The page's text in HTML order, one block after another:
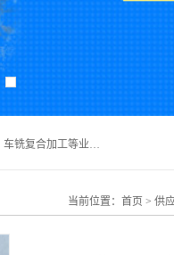
深圳市宝安区石岩瑞鑫五金制品厂主要经营丝杆加工、恒压阀、长轴加工、数控车床加工、叶轮、车铣复合加工等业务,深圳市宝安区石岩瑞鑫五金制品厂产品广泛应用于按摩椅、各类阀门、电机等石化类、机械类产品.
当前位置： 首页 > 供